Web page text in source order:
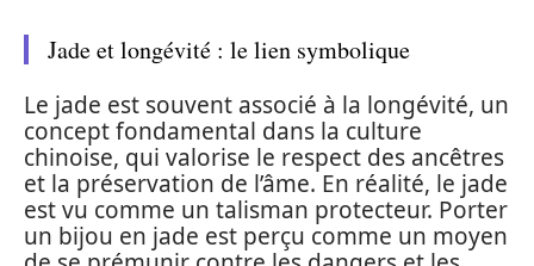
Jade et longévité : le lien symbolique
Le jade est souvent associé à la longévité, un
concept fondamental dans la culture
chinoise, qui valorise le respect des ancêtres
et la préservation de l’âme. En réalité, le jade
est vu comme un talisman protecteur. Porter
un bijou en jade est perçu comme un moyen